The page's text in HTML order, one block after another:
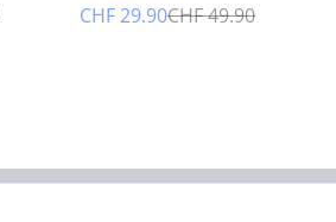
CHF 29.90CHF 49.90